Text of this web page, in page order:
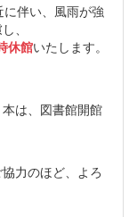
伴い、風雨が強
、
休館いたします。
は、図書館開館
力のほど、よろ